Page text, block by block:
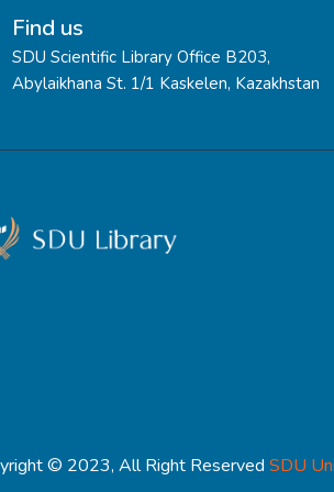
мәдениетті
бағытталған
топтары
елдерде АСБ
балалардың
және тіркеуге
нәтижесіне
басқа елдердің
негізделген
Find us
SDU Scientific Library Office B203,
Abylaikhana St. 1/1 Kaskelen, Kazakhstan
© 2023, All Right Reserved SDU